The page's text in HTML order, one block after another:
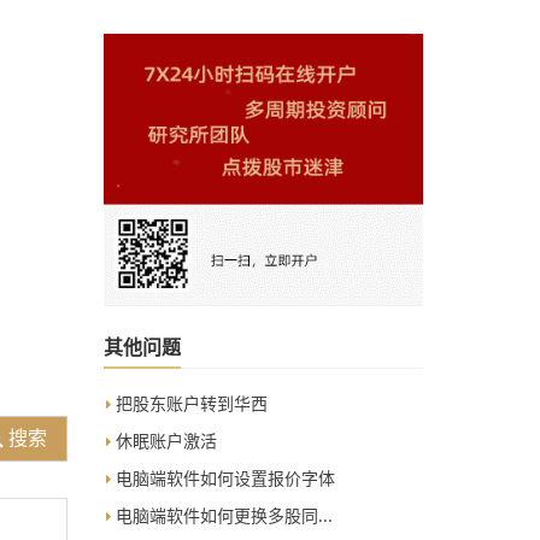
搜索
其他问题
把股东账户转到华西
休眠账户激活
电脑端软件如何设置报价字体
电脑端软件如何更换多股同...